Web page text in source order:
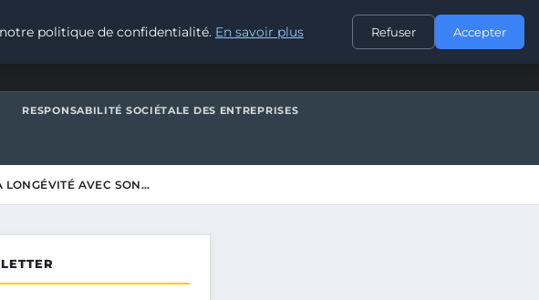
CONTACT
RESPONSABILITÉ SOCIÉTALE DES ENTREPRISES
LONGÉVITÉ AVEC SON…
politique de confidentialité. En savoir plus Refuser Accepter